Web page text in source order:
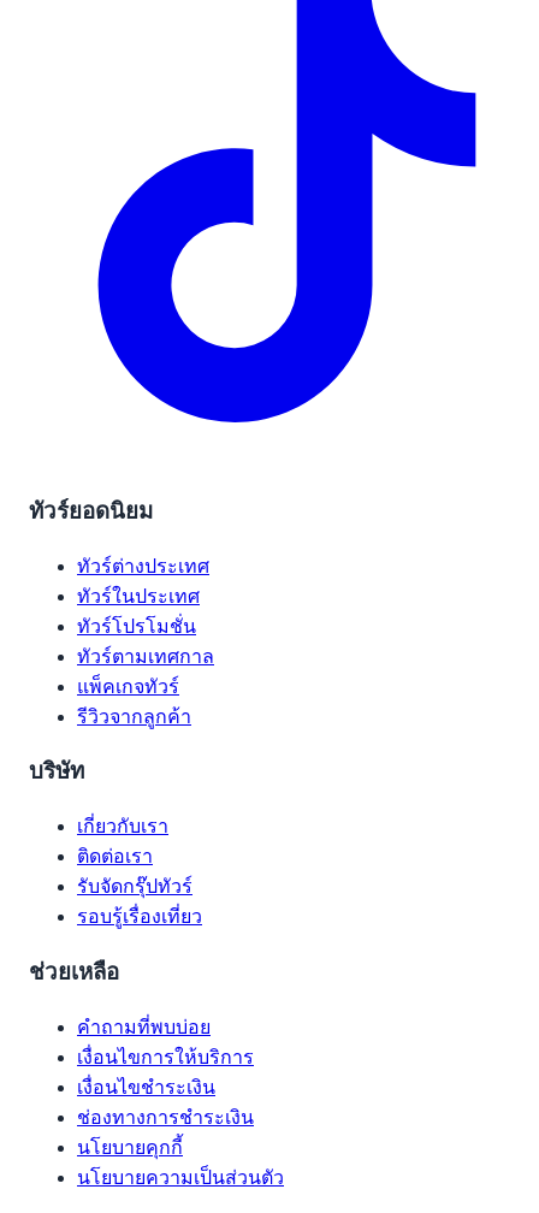
ทัวร์ยอดนิยม
ทัวร์ต่างประเทศ
ทัวร์ในประเทศ
ทัวร์โปรโมชั่น
ทัวร์ตามเทศกาล
แพ็คเกจทัวร์
รีวิวจากลูกค้า
บริษัท
เกี่ยวกับเรา
ติดต่อเรา
รับจัดกรุ๊ปทัวร์
รอบรู้เรื่องเที่ยว
ช่วยเหลือ
คำถามที่พบบ่อย
เงื่อนไขการให้บริการ
เงื่อนไขชำระเงิน
ช่องทางการชำระเงิน
นโยบายคุกกี้
นโยบายความเป็นส่วนตัว